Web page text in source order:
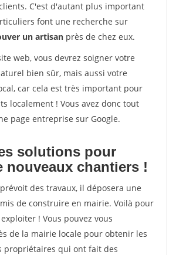
C'est d'autant plus important
font une recherche sur
un artisan près de chez eux.
web, vous devrez soigner votre
bien sûr, mais aussi votre
car cela est très important pour
localement ! Vous avez donc tout
page entreprise sur Google.
solutions pour
nouveaux chantiers !
des travaux, il déposera une
de construire en mairie. Voilà pour
! Vous pouvez vous
de la mairie locale pour obtenir les
propriétaires qui ont fait des